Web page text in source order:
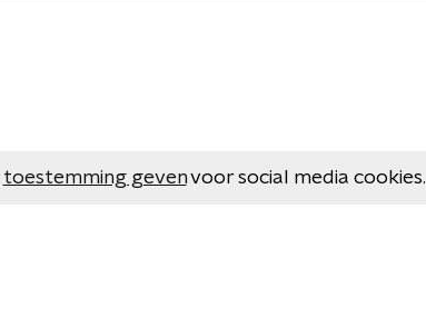
toestemming gevenvoor social media cookies.